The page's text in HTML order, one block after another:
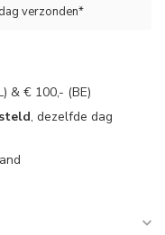
verzonden*
& € 100,- (BE)
, dezelfde dag